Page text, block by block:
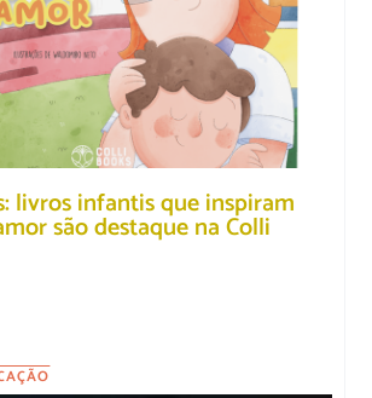
livros infantis que inspiram
são destaque na Colli